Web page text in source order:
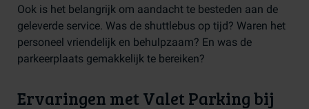
Ook is het belangrijk om aandacht te besteden aan de
geleverde service. Was de shuttlebus op tijd? Waren het
personeel vriendelijk en behulpzaam? En was de
parkeerplaats gemakkelijk te bereiken?
Ervaringen met Valet Parking bij